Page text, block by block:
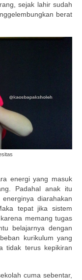
sejak lahir sudah
berat
energi yang masuk
Padahal anak itu
diarahakan
tepat jika sistem
memang tugas
belajarnya dengan
kurikulum yang
tidak terus kepikiran
cuma sebentar,